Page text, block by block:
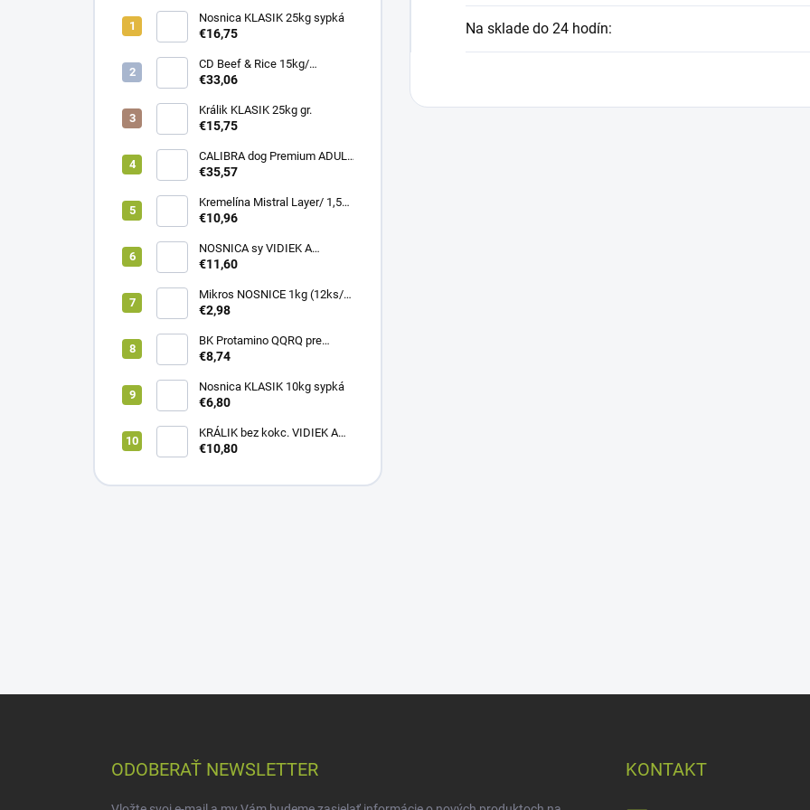
Nosnica KLASIK 25kg sypká
€16,75
CD Beef & Rice 15kg/
Superpremium food
€33,06
Králik KLASIK 25kg gr.
€15,75
CALIBRA dog Premium ADULT
LARGE 12kg
€35,57
Kremelína Mistral Layer/ 1,5
kg vedro
€10,96
NOSNICA sy VIDIEK A
TRADÍCIA 20kg (1paleta/
€11,60
Mikros NOSNICE 1kg (12ks/
1kartón)
€2,98
BK Protamino QQRQ pre
nosnice 5kg SANO
€8,74
Nosnica KLASIK 10kg sypká
€6,80
KRÁLIK bez kokc. VIDIEK A
TRADÍCIA 20kg (1paleta/
€10,80
Na sklade do 24 hodín:
ODOBERAŤ NEWSLETTER KONTAKT